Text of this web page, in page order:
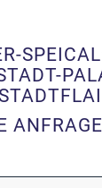
ANFRAGE